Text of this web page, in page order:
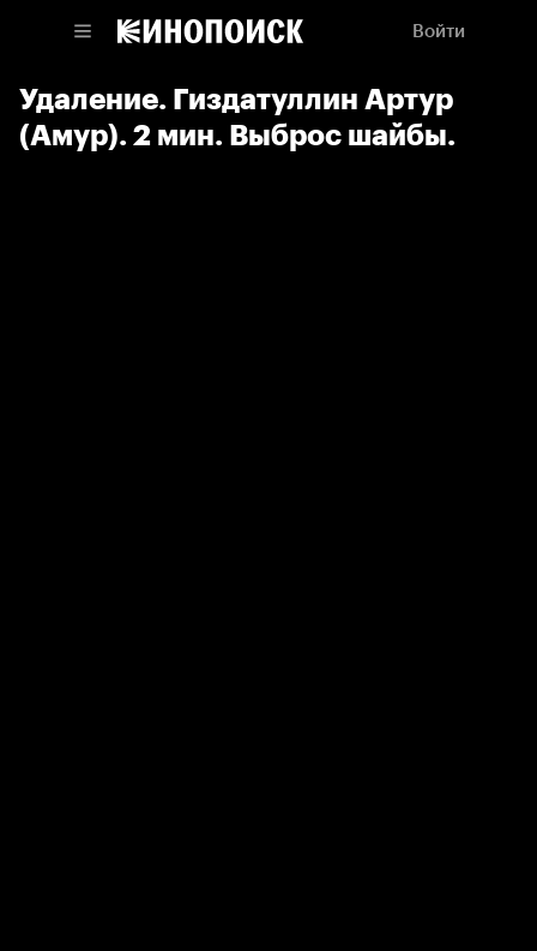
Войти
Удаление. Гиздатуллин Артур
(Амур). 2 мин. Выброс шайбы.